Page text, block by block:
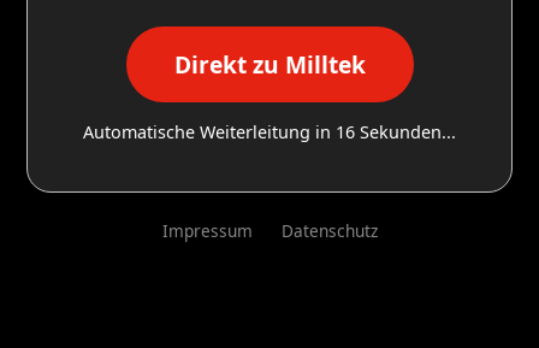
Direkt zu Milltek
Automatische Weiterleitung in 16 Sekunden...
Impressum Datenschutz